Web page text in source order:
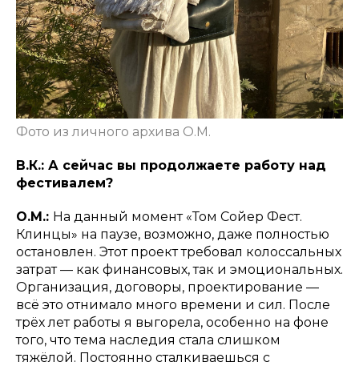
Фото из личного архива О.М.
В.К.: А сейчас вы продолжаете работу над
фестивалем?
О.М.: На данный момент «Том Сойер Фест.
Клинцы» на паузе, возможно, даже полностью
остановлен. Этот проект требовал колоссальных
затрат — как финансовых, так и эмоциональных.
Организация, договоры, проектирование —
всё это отнимало много времени и сил. После
трёх лет работы я выгорела, особенно на фоне
того, что тема наследия стала слишком
тяжёлой. Постоянно сталкиваешься с